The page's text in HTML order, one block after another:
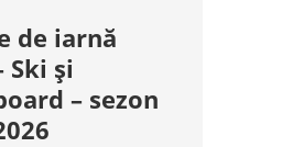
de iarnă
Ski și
– sezon